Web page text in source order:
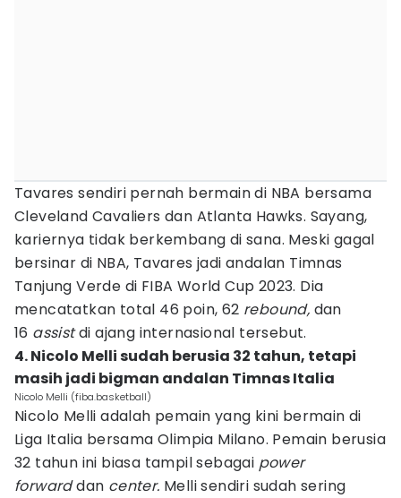
Tavares sendiri pernah bermain di NBA bersama
Cleveland Cavaliers dan Atlanta Hawks. Sayang,
kariernya tidak berkembang di sana. Meski gagal
bersinar di NBA, Tavares jadi andalan Timnas
Tanjung Verde di FIBA World Cup 2023. Dia
mencatatkan total 46 poin, 62 rebound, dan
16 assistdi ajang internasional tersebut.
4. Nicolo Melli sudah berusia 32 tahun, tetapi
masih jadi bigman andalan Timnas Italia
Nicolo Melli (fiba.basketball)
Nicolo Melli adalah pemain yang kini bermain di
Liga Italia bersama Olimpia Milano. Pemain berusia
32 tahun ini biasa tampil sebagai power
forwarddan center. Melli sendiri sudah sering